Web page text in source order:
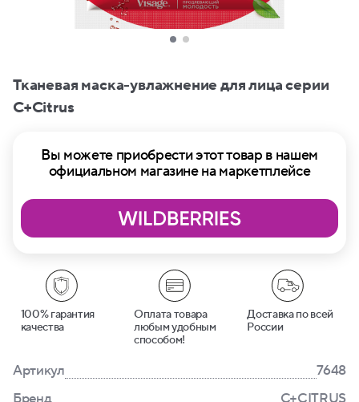
Тканевая маска-увлажнение для лица серии
C+Citrus
Вы можете приобрести этот товар в нашем
официальном магазине на маркетплейсе
100% гарантия
качества
Оплата товара
любым удобным
способом!
Доставка по всей
России
Артикул
7648